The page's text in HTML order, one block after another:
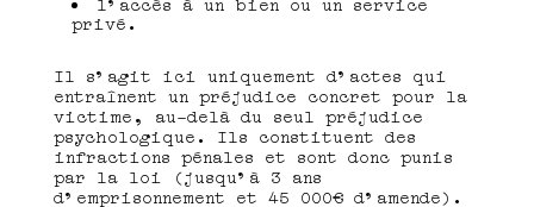
privé.
Il s’agit ici uniquement d’actes qui
entraînent un préjudice concret pour la
victime, au-delà du seul préjudice
psychologique. Ils constituent des
infractions pénales et sont donc punis
par la loi (jusqu’à 3 ans
d’emprisonnement et 45 000€ d’amende).